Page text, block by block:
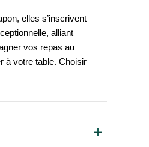
elles s’inscrivent
alliant
vos repas au
à votre table. Choisir